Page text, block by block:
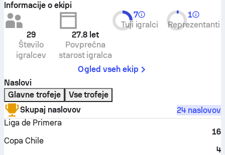
Informacije o ekipi
29
Število
igralcev
27.8 let
Povprečna
starost igralca
7
Tuji igralci
1
Reprezentanti
Ogled vseh ekip
Naslovi
Glavne trofeje
Vse trofeje
Skupaj naslovov
24 naslovov
Liga de Primera
16
Copa Chile
4